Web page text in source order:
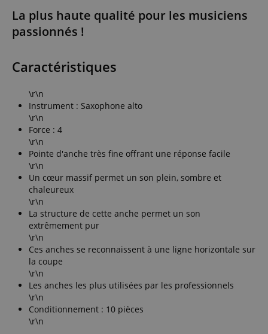
La plus haute qualité pour les musiciens
passionnés !
Caractéristiques
\r\n
Instrument : Saxophone alto
\r\n
Force : 4
\r\n
Pointe d'anche très fine offrant une réponse facile
\r\n
Un cœur massif permet un son plein, sombre et
chaleureux
\r\n
La structure de cette anche permet un son
extrêmement pur
\r\n
Ces anches se reconnaissent à une ligne horizontale sur
la coupe
\r\n
Les anches les plus utilisées par les professionnels
\r\n
Conditionnement : 10 pièces
\r\n